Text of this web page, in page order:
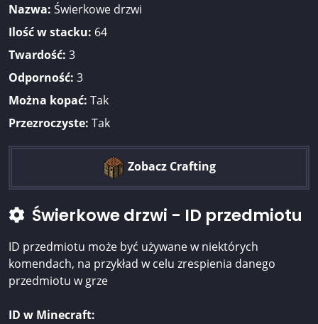
Nazwa: Świerkowe drzwi
Ilość w stacku: 64
Twardość: 3
Odporność: 3
Można kopać: Tak
Przezroczyste: Tak
Zobacz Crafting
Świerkowe drzwi - ID przedmiotu
ID przedmiotu może być używane w niektórych
komendach, na przykład w celu zrespienia danego
przedmiotu w grze
ID w Minecraft: